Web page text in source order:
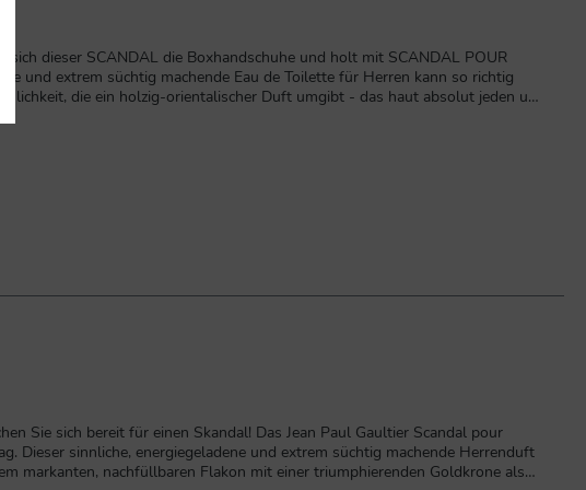
dieser SCANDAL die Boxhandschuhe und holt mit SCANDAL POUR
und extrem süchtig machende Eau de Toilette für Herren kann so richtig
die ein holzig-orientalischer Duft umgibt - das haut absolut jeden um.
Sie sich bereit für einen Skandal! Das Jean Paul Gaultier Scandal pour